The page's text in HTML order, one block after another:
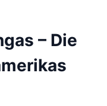
– Die